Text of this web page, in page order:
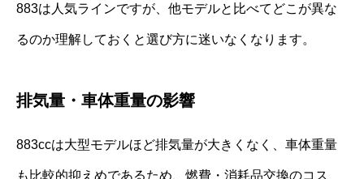
883は人気ラインですが、他モデルと比べてどこが異な
るのか理解しておくと選び方に迷いなくなります。
排気量・車体重量の影響
883ccは大型モデルほど排気量が大きくなく、車体重量
も比較的抑えめであるため、燃費・消耗品交換のコス